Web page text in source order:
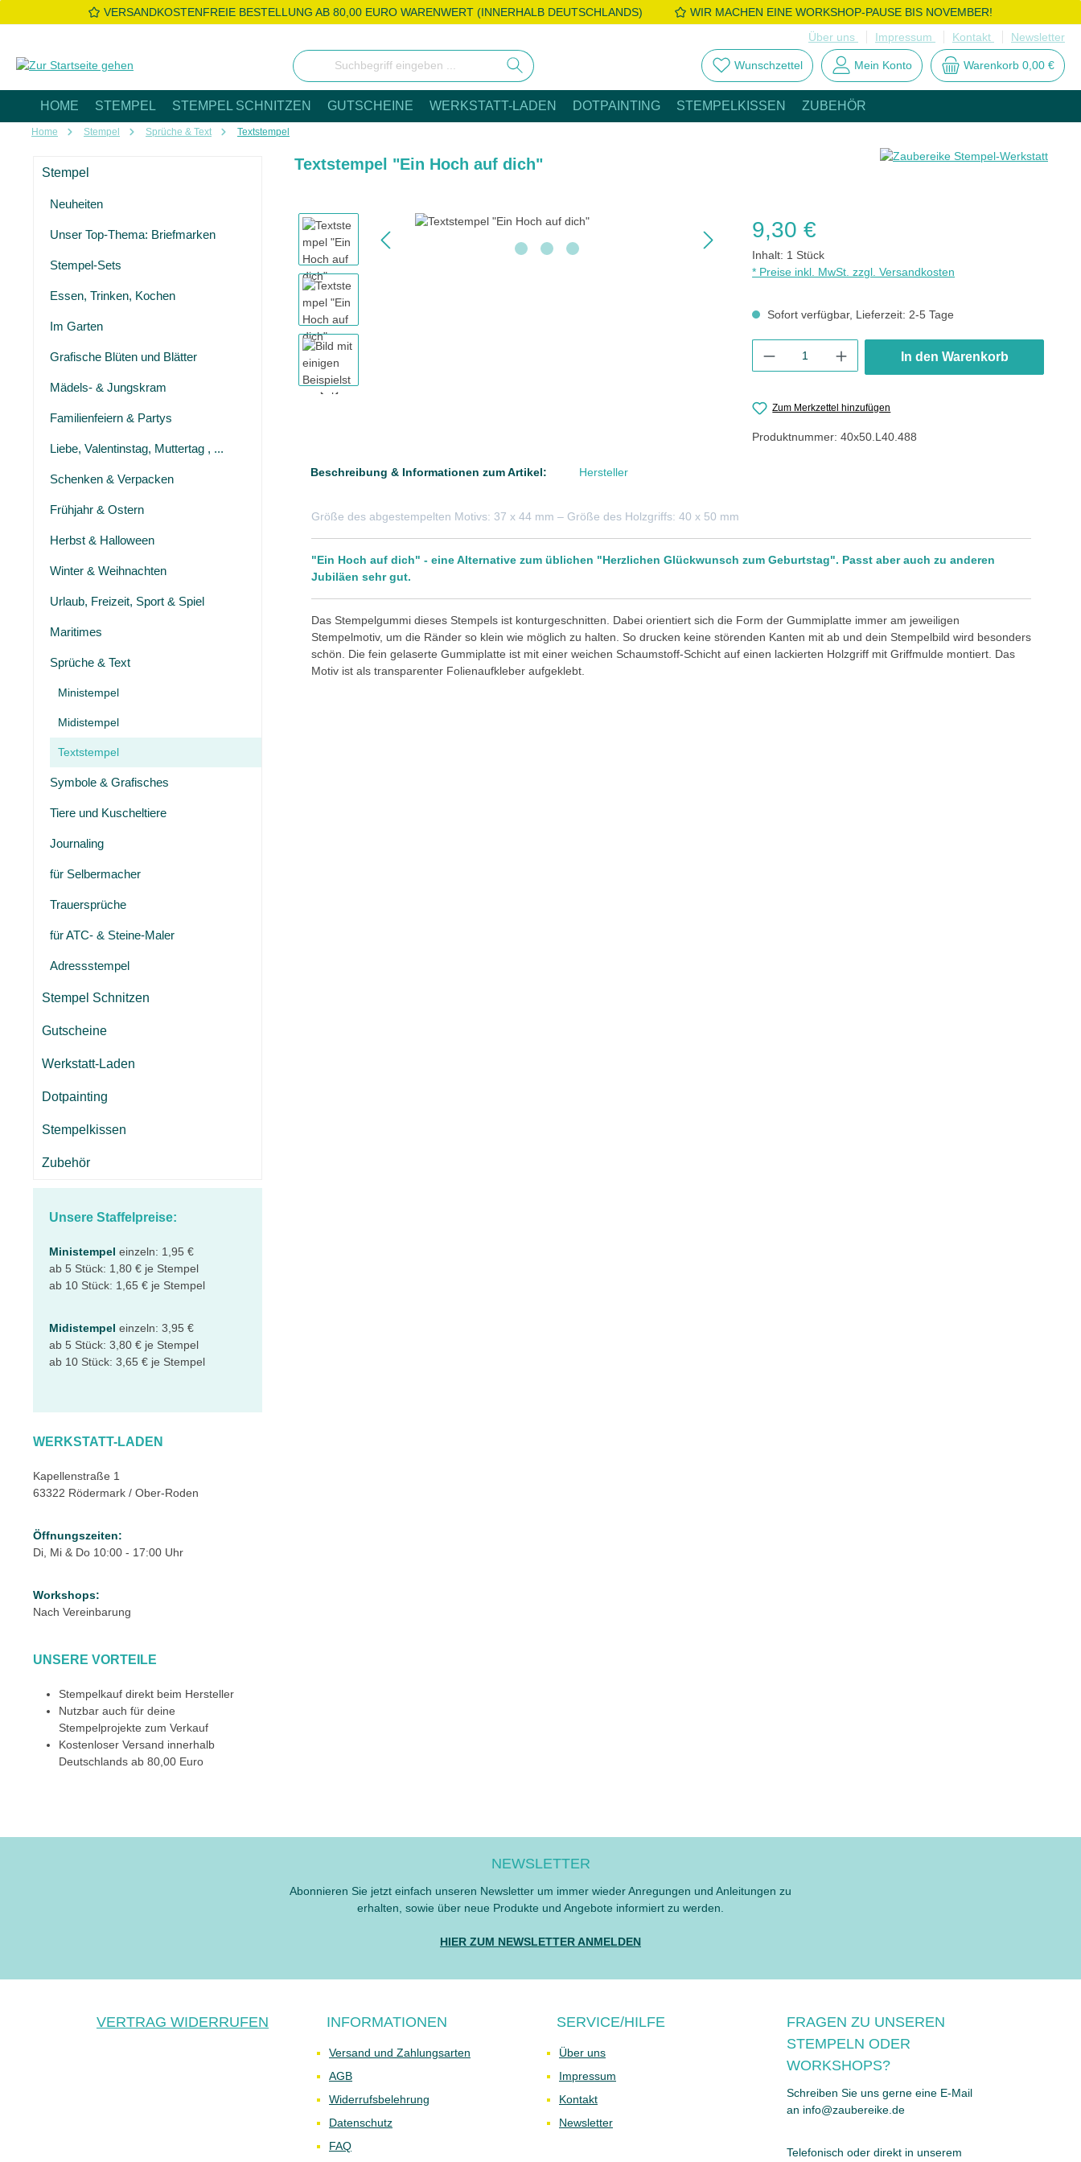
Hauptinhalt springen
Zur Suche springen
Zur Hauptnavigation springenVERSANDKOSTENFREIE BESTELLUNG AB 80,00 EURO WARENWERT (INNERHALB DEUTSCHLANDS)
WIR MACHEN EINE WORKSHOP-PAUSE BIS NOVEMBER!
Über uns
Impressum Kontakt Newsletter
Wunschzettel Mein Konto Warenkorb 0,00 €
HOME STEMPEL STEMPEL SCHNITZEN GUTSCHEINE WERKSTATT-LADEN DOTPAINTING STEMPELKISSEN ZUBEHÖR
Home Stempel Sprüche & Text Textstempel
Stempel
Neuheiten
Unser Top-Thema: Briefmarken
Stempel-Sets
Essen, Trinken, Kochen
Im Garten
Grafische Blüten und Blätter
Mädels- & Jungskram
Familienfeiern & Partys
Liebe, Valentinstag, Muttertag , ...
Schenken & Verpacken
Frühjahr & Ostern
Herbst & Halloween
Winter & Weihnachten
Urlaub, Freizeit, Sport & Spiel
Maritimes
Sprüche & Text
Ministempel
Midistempel
Textstempel
Symbole & Grafisches
Tiere und Kuscheltiere
Journaling
für Selbermacher
Trauersprüche
für ATC- & Steine-Maler
Adressstempel
Stempel Schnitzen
Gutscheine
Werkstatt-Laden
Dotpainting
Stempelkissen
Zubehör
Unsere Staffelpreise:
Ministempel einzeln: 1,95 €
ab 5 Stück: 1,80 € je Stempel
ab 10 Stück: 1,65 € je Stempel
Midistempel einzeln: 3,95 €
ab 5 Stück: 3,80 € je Stempel
ab 10 Stück: 3,65 € je Stempel
WERKSTATT-LADEN
Kapellenstraße 1
63322 Rödermark / Ober-Roden
Öffnungszeiten:
Di, Mi & Do 10:00 - 17:00 Uhr
Workshops:
Nach Vereinbarung
UNSERE VORTEILE
Stempelkauf direkt beim Hersteller
Nutzbar auch für deine
Stempelprojekte zum Verkauf
Kostenloser Versand innerhalb
Deutschlands ab 80,00 Euro
Textstempel "Ein Hoch auf dich"
Bildergalerie überspringen Regulärer Preis:
9,30 €
Inhalt: 1 Stück
* Preise inkl. MwSt. zzgl. Versandkosten
Sofort verfügbar, Lieferzeit: 2-5 Tage
In den Warenkorb
Zum Merkzettel hinzufügen
Produktnummer:40x50.L40.488
Beschreibung & Informationen zum Artikel: Hersteller
Größe des abgestempelten Motivs: 37 x 44 mm – Größe des Holzgriffs: 40 x 50 mm
"Ein Hoch auf dich" - eine Alternative zum üblichen "Herzlichen Glückwunsch zum Geburtstag". Passt aber auch zu anderen
Jubiläen sehr gut.
Das Stempelgummi dieses Stempels ist konturgeschnitten. Dabei orientiert sich die Form der Gummiplatte immer am jeweiligen
Stempelmotiv, um die Ränder so klein wie möglich zu halten. So drucken keine störenden Kanten mit ab und dein Stempelbild wird besonders
schön. Die fein gelaserte Gummiplatte ist mit einer weichen Schaumstoff-Schicht auf einen lackierten Holzgriff mit Griffmulde montiert. Das
Motiv ist als transparenter Folienaufkleber aufgeklebt.
NEWSLETTER
Abonnieren Sie jetzt einfach unseren Newsletter um immer wieder Anregungen und Anleitungen zu
erhalten, sowie über neue Produkte und Angebote informiert zu werden.
HIER ZUM NEWSLETTER ANMELDEN
FRAGEN ZU UNSEREN
STEMPELN ODER
WORKSHOPS?
Schreiben Sie uns gerne eine E-Mail
an info@zaubereike.de
Telefonisch oder direkt in unserem
VERTRAG WIDERRUFEN INFORMATIONEN
Versand und Zahlungsarten
AGB
Widerrufsbelehrung
Datenschutz
FAQ
SERVICE/HILFE
Über uns
Impressum
Kontakt
Newsletter